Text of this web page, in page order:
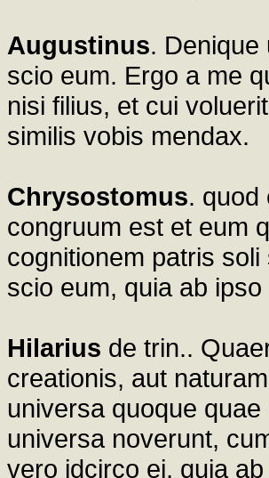
Augustinus.
scio eum. Ergo a me
nisi filius, et cui
similis vobis mendax.
Chrysostomus. quod
congruum est et eum
cognitionem patris
scio eum, quia ab ipso
Hilarius de trin..
creationis, aut
universa quoque
universa noverunt,
vero idcirco ei, quia